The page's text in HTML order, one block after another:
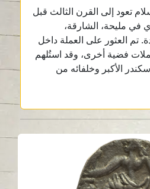
تعود إلى القرن الثالث قبل
في مليحة، الشارقة،
تم العثور على العملة داخل
مع 408 عملات فضية أخرى، وقد استُلهم
الأكبر وخلفائه من